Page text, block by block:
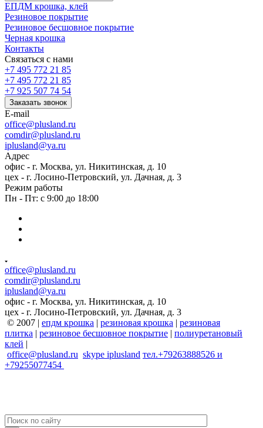
ЕПДМ крошка, клей
Резиновое покрытие
Резиновое бесшовное покрытие
Черная крошка
Контакты
Связаться с нами
+7 495 772 21 85
+7 495 772 21 85
+7 925 507 74 54
Заказать звонок
E-mail
office@plusland.ru
comdir@plusland.ru
iplusland@ya.ru
Адрес
офис - г. Москва, ул. Никитинская, д. 10
цех - г. Лосино-Петровский, ул. Дачная, д. 3
Режим работы
Пн - Пт: с 9:00 до 18:00
office@plusland.ru
comdir@plusland.ru
iplusland@ya.ru
офис - г. Москва, ул. Никитинская, д. 10
цех - г. Лосино-Петровский, ул. Дачная, д. 3
© 2007 | епдм крошка | резиновая крошка | резиновая
плитка | резиновое бесшовное покрытие | полиуретановый
клей |
office@plusland.ru skype iplusland тел.+79263888526 и
+79255077454